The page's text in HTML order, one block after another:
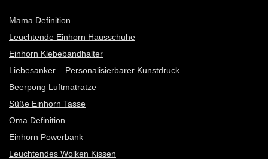
Mama Definition
Leuchtende Einhorn Hausschuhe
Einhorn Klebebandhalter
Liebesanker – Personalisierbarer Kunstdruck
Beerpong Luftmatratze
Süße Einhorn Tasse
Oma Definition
Einhorn Powerbank
Leuchtendes Wolken Kissen